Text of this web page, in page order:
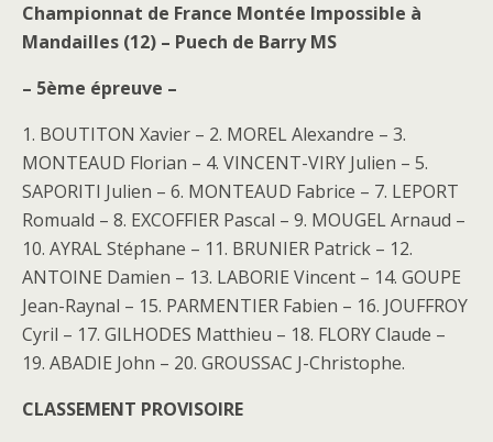
Championnat de France Montée Impossible à
Mandailles (12) – Puech de Barry MS
– 5ème épreuve –
1. BOUTITON Xavier – 2. MOREL Alexandre – 3.
MONTEAUD Florian – 4. VINCENT-VIRY Julien – 5.
SAPORITI Julien – 6. MONTEAUD Fabrice – 7. LEPORT
Romuald – 8. EXCOFFIER Pascal – 9. MOUGEL Arnaud –
10. AYRAL Stéphane – 11. BRUNIER Patrick – 12.
ANTOINE Damien – 13. LABORIE Vincent – 14. GOUPE
Jean-Raynal – 15. PARMENTIER Fabien – 16. JOUFFROY
Cyril – 17. GILHODES Matthieu – 18. FLORY Claude –
19. ABADIE John – 20. GROUSSAC J-Christophe.
CLASSEMENT PROVISOIRE